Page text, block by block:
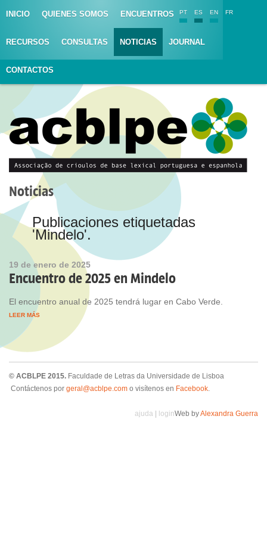
INICIO QUIENES SOMOS ENCUENTROS
RECURSOS CONSULTAS NOTICIAS JOURNAL
CONTACTOS
PT ES EN FR
Noticias
Publicaciones etiquetadas
'Mindelo'.
19 de enero de 2025
Encuentro de 2025 en Mindelo
El encuentro anual de 2025 tendrá lugar en Cabo Verde.
LEER MÁS
© ACBLPE 2015. Faculdade de Letras da Universidade de Lisboa
Contáctenos por geral@acblpe.com o visítenos en Facebook.
Web byAlexandra Guerra
ajuda login